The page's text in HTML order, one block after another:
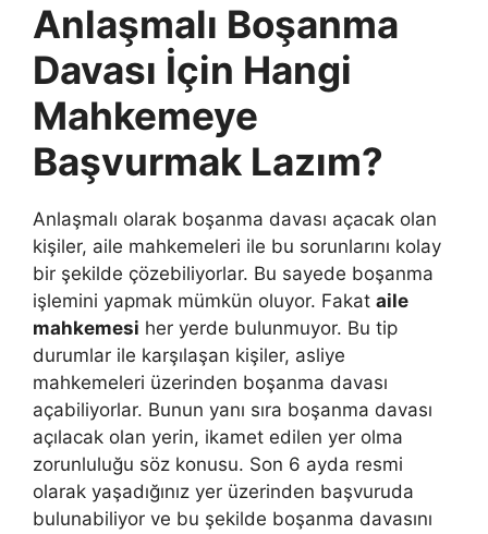
Anlaşmalı Boşanma
Davası İçin Hangi
Mahkemeye
Başvurmak Lazım?
Anlaşmalı olarak boşanma davası açacak olan
kişiler, aile mahkemeleri ile bu sorunlarını kolay
bir şekilde çözebiliyorlar. Bu sayede boşanma
işlemini yapmak mümkün oluyor. Fakat aile
mahkemesi her yerde bulunmuyor. Bu tip
durumlar ile karşılaşan kişiler, asliye
mahkemeleri üzerinden boşanma davası
açabiliyorlar. Bunun yanı sıra boşanma davası
açılacak olan yerin, ikamet edilen yer olma
zorunluluğu söz konusu. Son 6 ayda resmi
olarak yaşadığınız yer üzerinden başvuruda
bulunabiliyor ve bu şekilde boşanma davasını